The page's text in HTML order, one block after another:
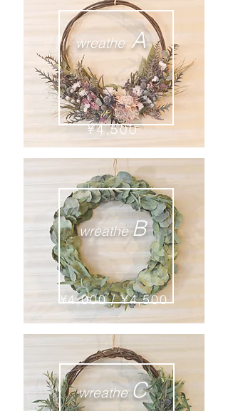
¥4,500
wreatheA
¥4,000 / ​¥4,500
wreatheB
wreatheC